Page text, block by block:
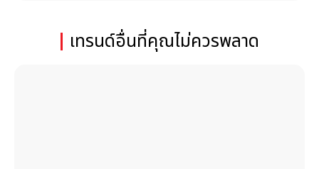
เทรนด์อื่นที่คุณไม่ควรพลาด